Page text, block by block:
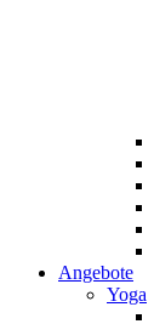
Angebote
Yoga